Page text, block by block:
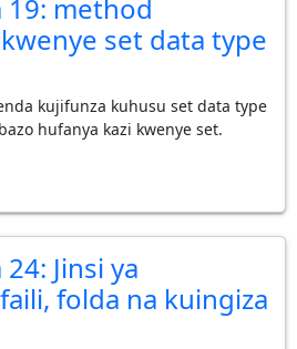
19: method
set data type
kujifunza kuhusu set data type
hufanya kazi kwenye set.
Jinsi ya
folda na kuingiza